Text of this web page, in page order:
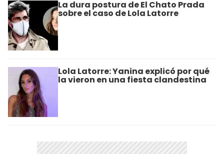
La dura postura de El Chato Prada
sobre el caso de Lola Latorre
Lola Latorre: Yanina explicó por qué
la vieron en una fiesta clandestina